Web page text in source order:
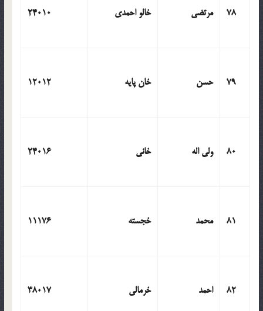
78 مرتضی خالو احمدی 24010
79 حسن خان پایه 12012
80 ولی اله خانی 24016
81 محمد خجسته 11176
82 احمد خرمالی 38017